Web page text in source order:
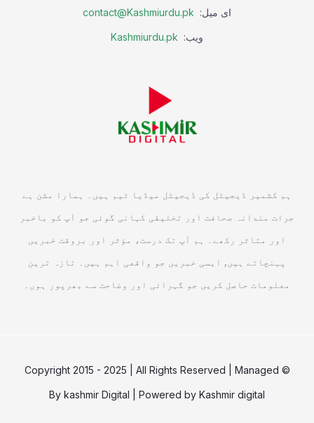
ای میل: contact@Kashmiurdu.pk
ویب: Kashmiurdu.pk
ہم کشمیر ڈیجیٹل کی ڈیجیٹل میڈیا ٹیم ہیں۔ ہمارا مشن ہے
جرات مندانہ صحافت اور تخلیقی کہانی گوئی جو آپ کو باخبر
اور متاثر رکھے۔ ہم آپ تک درست، مؤثر اور بروقت خبریں
پہنچاتے ہیں, ایسی خبریں جو واقعی اہم ہیں۔ تازہ ترین
معلومات حاصل کریں جو گہرائی اور وضاحت سے بھرپور ہوں۔
© Copyright 2015 - 2025 | All Rights Reserved | Managed
By kashmir Digital | Powered by Kashmir digital